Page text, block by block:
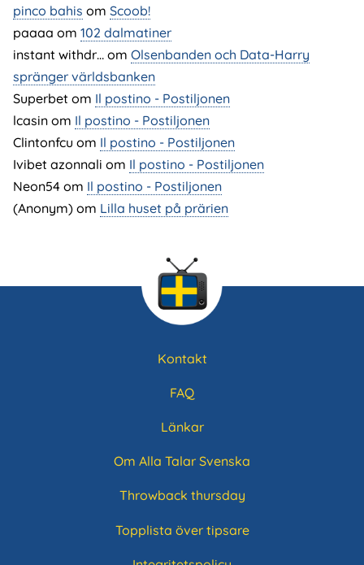
pinco bahis om Scoob!
paaaa om 102 dalmatiner
instant withdr… om Olsenbanden och Data-Harry
spränger världsbanken
Superbet om Il postino - Postiljonen
lcasin om Il postino - Postiljonen
Clintonfcu om Il postino - Postiljonen
Ivibet azonnali om Il postino - Postiljonen
Neon54 om Il postino - Postiljonen
(Anonym) om Lilla huset på prärien
Kontakt
FAQ
Länkar
Om Alla Talar Svenska
Throwback thursday
Topplista över tipsare